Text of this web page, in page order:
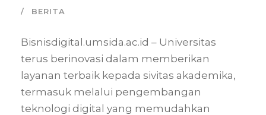
BERITA
Bisnisdigital.umsida.ac.id – Universitas
terus berinovasi dalam memberikan
layanan terbaik kepada sivitas akademika,
termasuk melalui pengembangan
teknologi digital yang memudahkan